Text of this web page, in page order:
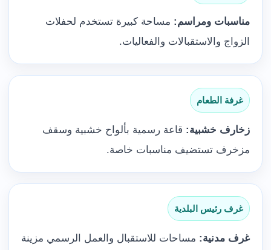
مناسبات ومراسم: مساحة كبيرة تستخدم لحفلات
الزواج والاستقبالات والفعاليات.
غرفة الطعام
زخارف خشبية: قاعة رسمية بألواح خشبية وسقف
مزخرف تستضيف مناسبات خاصة.
غرف رئيس البلدية
غرف مدنية: مساحات للاستقبال والعمل الرسمي مزينة